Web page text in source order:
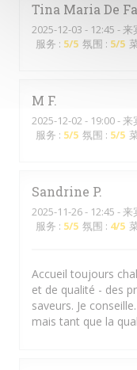
Tina Maria De
2025-12-03 - 12:45 - 来
服务 : 5/5 氛围 : 5/5
M F
2025-12-02 - 19:00 - 来
服务 : 5/5 氛围 : 5/5
Sandrine P
2025-11-26- 12:45 - 来
服务 : 5/5 氛围 : 4/5
Accueil toujours
et de qualité - des
saveurs. Je
mais tant que la